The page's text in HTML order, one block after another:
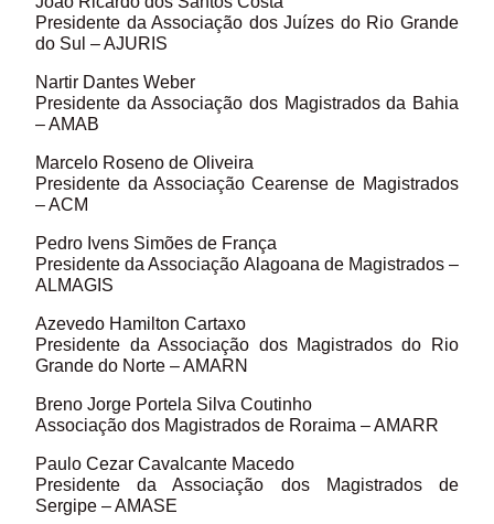
Presidente da Associação dos Juízes do Rio Grande
do Sul – AJURIS
Nartir Dantes Weber
Presidente da Associação dos Magistrados da Bahia
– AMAB
Marcelo Roseno de Oliveira
Presidente da Associação Cearense de Magistrados
– ACM
Pedro Ivens Simões de França
Presidente da Associação Alagoana de Magistrados –
ALMAGIS
Azevedo Hamilton Cartaxo
Presidente da Associação dos Magistrados do Rio
Grande do Norte – AMARN
Breno Jorge Portela Silva Coutinho
Associação dos Magistrados de Roraima – AMARR
Paulo Cezar Cavalcante Macedo
Presidente da Associação dos Magistrados de
Sergipe – AMASE